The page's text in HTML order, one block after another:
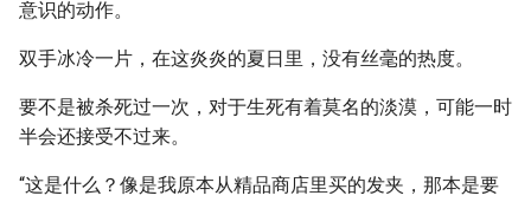
意识的动作。
双手冰冷一片，在这炎炎的夏日里，没有丝毫的热度。
要不是被杀死过一次，对于生死有着莫名的淡漠，可能一时
半会还接受不过来。
“这是什么？像是我原本从精品商店里买的发夹，那本是要